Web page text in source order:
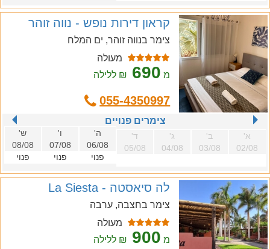
קראון דירות נופש - נווה זוהר
צימר בנווה זוהר, ים המלח
מעולה
מ 690 ₪ ללילה
055-4350997
צימרים פנויים
א'
02/08
ב'
03/08
ג'
04/08
ד'
05/08
ה'
06/08
פנוי
ו'
07/08
פנוי
ש'
08/08
פנוי
לה סיאסטה - La Siesta
צימר בחצבה, ערבה
מעולה
מ 900 ₪ ללילה